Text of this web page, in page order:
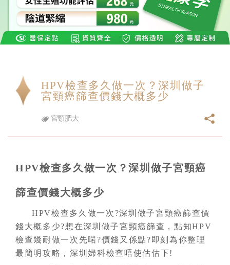
HPV檢查多久做一次？深圳做子
宮頸癌篩查價錢大概多少
宮頸肥大
HPV檢查多久做一次？深圳做子宮頸癌
篩查價錢大概多少
HPV檢查多久做一次?深圳做子宮頸癌篩查價
錢大概多少?想在深圳做子宮頸癌篩查，點知HPV
檢查幾耐做一次先啱?價錢又係點?即刻為你整理
最簡明攻略，深圳婦科檢查唔使估估下!